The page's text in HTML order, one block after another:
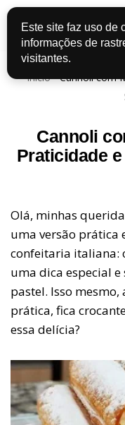
Pular
para
o
Início-Cannoli com
Cannoli
Praticidade
Olá, minhas
uma versão prática
confeitaria italiana:
uma dica especial
pastel. Isso
prática, fica
essa delícia?
Este site faz uso de
informações de
visitantes.